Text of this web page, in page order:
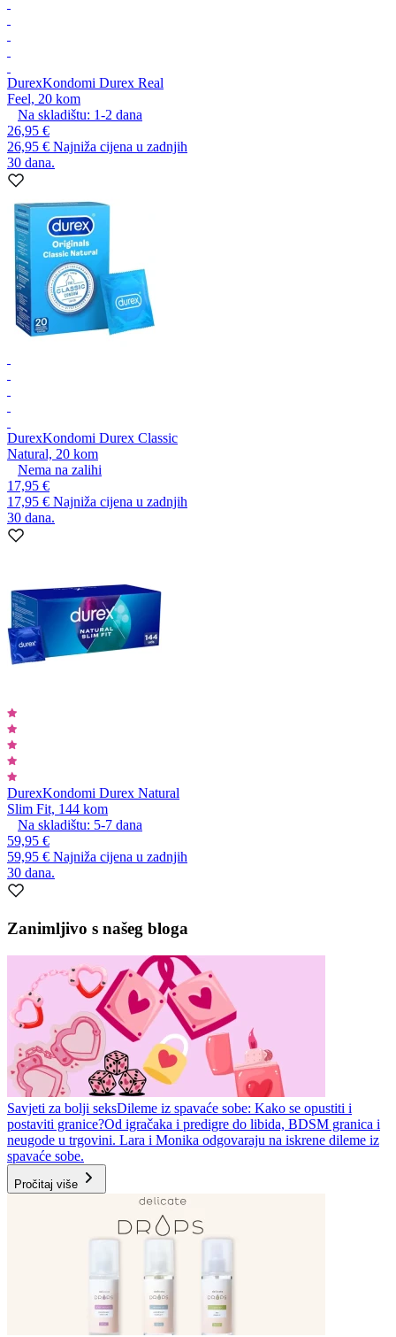
DurexKondomi Durex Real
Feel, 20 kom
Na skladištu: 1-2 dana
26,95 €
26,95 € Najniža cijena u zadnjih
30 dana.
DurexKondomi Durex Classic
Natural, 20 kom
Nema na zalihi
17,95 €
17,95 € Najniža cijena u zadnjih
30 dana.
DurexKondomi Durex Natural
Slim Fit, 144 kom
Na skladištu: 5-7 dana
59,95 €
59,95 € Najniža cijena u zadnjih
30 dana.
Zanimljivo s našeg bloga
Savjeti za bolji seksDileme iz spavaće sobe: Kako se opustiti i
postaviti granice?Od igračaka i predigre do libida, BDSM granica i
neugode u trgovini. Lara i Monika odgovaraju na iskrene dileme iz
spavaće sobe.
Pročitaj više